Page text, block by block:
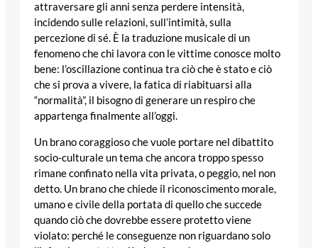
attraversare gli anni senza perdere intensità,
incidendo sulle relazioni, sull’intimità, sulla
percezione di sé. È la traduzione musicale di un
fenomeno che chi lavora con le vittime conosce molto
bene: l’oscillazione continua tra ciò che è stato e ciò
che si prova a vivere, la fatica di riabituarsi alla
“normalità”, il bisogno di generare un respiro che
appartenga finalmente all’oggi.
Un brano coraggioso che vuole portare nel dibattito
socio-culturale un tema che ancora troppo spesso
rimane confinato nella vita privata, o peggio, nel non
detto. Un brano che chiede il riconoscimento morale,
umano e civile della portata di quello che succede
quando ciò che dovrebbe essere protetto viene
violato: perché le conseguenze non riguardano solo